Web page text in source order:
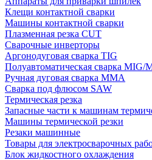
Клещи контактной сварки
Машины контактной сварки
Плазменная резка CUT
Сварочные инверторы
Аргонодуговая сварка TIG
Полуавтоматическая сварка MIG/
Ручная дуговая сварка MMA
Сварка под флюсом SAW
Термическая резка
Запасные части к машинам
Машины термической резки
Резаки машинные
Товары для электросварочных
Блок жидкостного охлаждения